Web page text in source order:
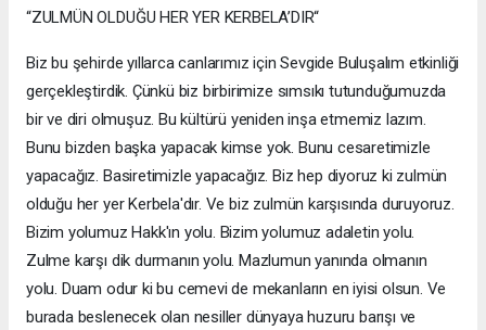
“ZULMÜN OLDUĞU HER YER KERBELA’DIR“
Biz bu şehirde yıllarca canlarımız için Sevgide Buluşalım etkinliği
gerçekleştirdik. Çünkü biz birbirimize sımsıkı tutunduğumuzda
bir ve diri olmuşuz. Bu kültürü yeniden inşa etmemiz lazım.
Bunu bizden başka yapacak kimse yok. Bunu cesaretimizle
yapacağız. Basiretimizle yapacağız. Biz hep diyoruz ki zulmün
olduğu her yer Kerbela'dır. Ve biz zulmün karşısında duruyoruz.
Bizim yolumuz Hakk'ın yolu. Bizim yolumuz adaletin yolu.
Zulme karşı dik durmanın yolu. Mazlumun yanında olmanın
yolu. Duam odur ki bu cemevi de mekanların en iyisi olsun. Ve
burada beslenecek olan nesiller dünyaya huzuru barışı ve